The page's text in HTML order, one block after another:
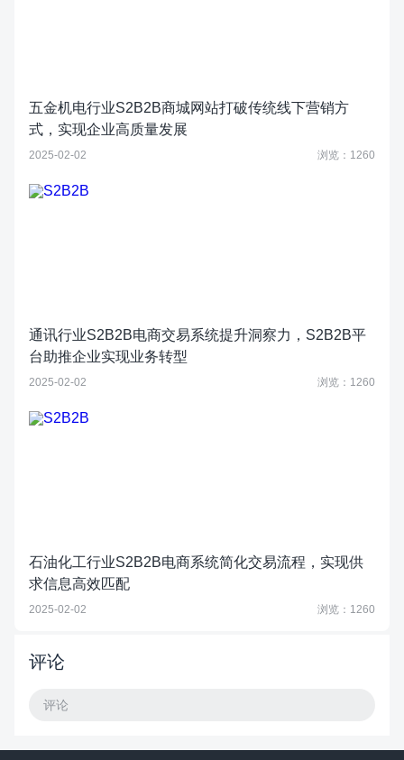
五金机电行业S2B2B商城网站打破传统线下营销方
式，实现企业高质量发展
2025-02-02 浏览：1260
通讯行业S2B2B电商交易系统提升洞察力，S2B2B平
台助推企业实现业务转型
2025-02-02 浏览：1260
石油化工行业S2B2B电商系统简化交易流程，实现供
求信息高效匹配
2025-02-02 浏览：1260
评论
评论